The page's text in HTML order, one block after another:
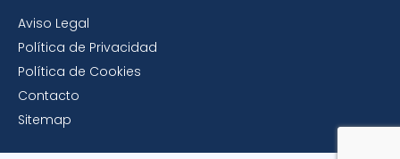
Aviso Legal
Política de Privacidad
Política de Cookies
Contacto
Sitemap